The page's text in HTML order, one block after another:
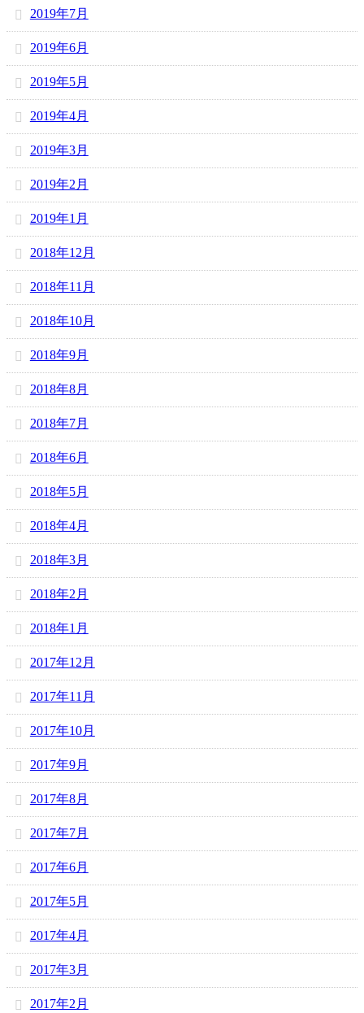
2019年7月
2019年6月
2019年5月
2019年4月
2019年3月
2019年2月
2019年1月
2018年12月
2018年11月
2018年10月
2018年9月
2018年8月
2018年7月
2018年6月
2018年5月
2018年4月
2018年3月
2018年2月
2018年1月
2017年12月
2017年11月
2017年10月
2017年9月
2017年8月
2017年7月
2017年6月
2017年5月
2017年4月
2017年3月
2017年2月